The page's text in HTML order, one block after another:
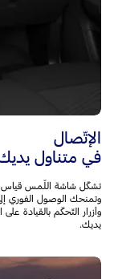
الإتّصال
في متناول
وتمنحك الوصول الفوري إلى
وأزرار التّحكّم بالقيادة
يديك.